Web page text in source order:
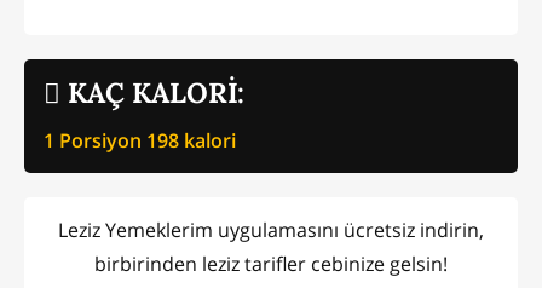
KAÇ KALORİ:
1 Porsiyon 198 kalori
Leziz Yemeklerim uygulamasını ücretsiz indirin,
birbirinden leziz tarifler cebinize gelsin!